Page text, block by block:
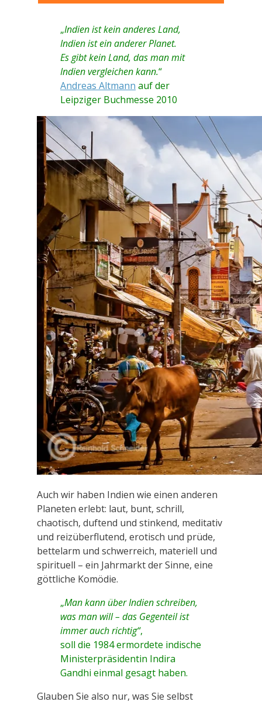
„Indien ist kein anderes Land,
Indien ist ein anderer Planet.
Es gibt kein Land, das man mit
Indien vergleichen kann.“
Andreas Altmann auf der
Leipziger Buchmesse 2010
Auch wir haben Indien wie einen anderen
Planeten erlebt: laut, bunt, schrill,
chaotisch, duftend und stinkend, meditativ
und reizüberflutend, erotisch und prüde,
bettelarm und schwerreich, materiell und
spirituell – ein Jahrmarkt der Sinne, eine
göttliche Komödie.
„Man kann über Indien schreiben,
was man will – das Gegenteil ist
immer auch richtig“,
soll die 1984 ermordete indische
Ministerpräsidentin Indira
Gandhi einmal gesagt haben.
Glauben Sie also nur, was Sie selbst